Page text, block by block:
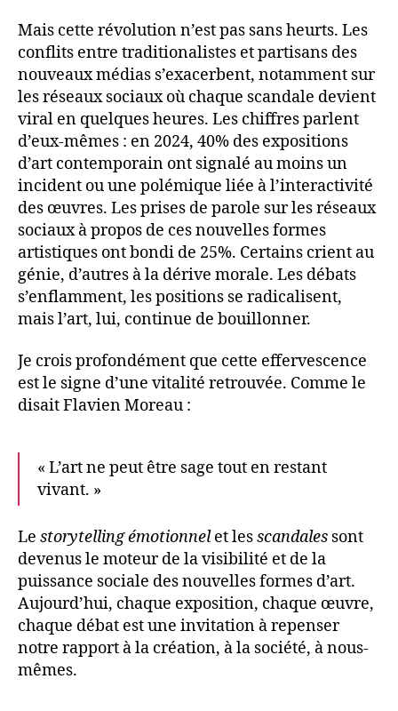
Mais cette révolution n’est pas sans heurts. Les
conflits entre traditionalistes et partisans des
nouveaux médias s’exacerbent, notamment sur
les réseaux sociaux où chaque scandale devient
viral en quelques heures. Les chiffres parlent
d’eux-mêmes : en 2024, 40% des expositions
d’art contemporain ont signalé au moins un
incident ou une polémique liée à l’interactivité
des œuvres. Les prises de parole sur les réseaux
sociaux à propos de ces nouvelles formes
artistiques ont bondi de 25%. Certains crient au
génie, d’autres à la dérive morale. Les débats
s’enflamment, les positions se radicalisent,
mais l’art, lui, continue de bouillonner.
Je crois profondément que cette effervescence
est le signe d’une vitalité retrouvée. Comme le
disait Flavien Moreau :
« L’art ne peut être sage tout en restant
vivant. »
Le storytelling émotionnelet lesscandales sont
devenus le moteur de la visibilité et de la
puissance sociale des nouvelles formes d’art.
Aujourd’hui, chaque exposition, chaque œuvre,
chaque débat est une invitation à repenser
notre rapport à la création, à la société, à nous-
mêmes.